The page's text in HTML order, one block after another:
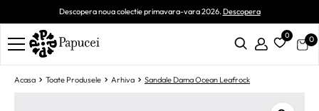
Descopera noua colectie primavara-vara 2026.Descopera
0 0
Acasa Toate Produsele Arhiva Sandale Dama Ocean Leafrock